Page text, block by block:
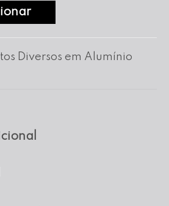
Diversos em Alumínio